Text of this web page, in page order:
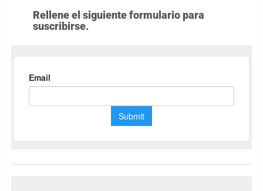
Rellene el siguiente formulario para
suscribirse.